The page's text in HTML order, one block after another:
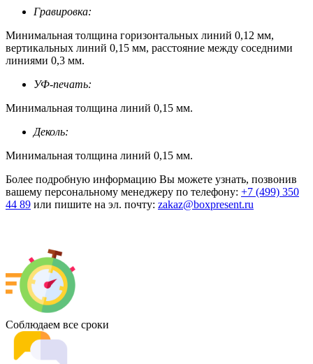
Гравировка:
Минимальная толщина горизонтальных линий 0,12 мм,
вертикальных линий 0,15 мм, расстояние между соседними
линиями 0,3 мм.
УФ-печать:
Минимальная толщина линий 0,15 мм.
Деколь:
Минимальная толщина линий 0,15 мм.
Более подробную информацию Вы можете узнать, позвонив
вашему персональному менеджеру по телефону: +7 (499) 350
44 89 или пишите на эл. почту: zakaz@boxpresent.ru
Соблюдаем все сроки